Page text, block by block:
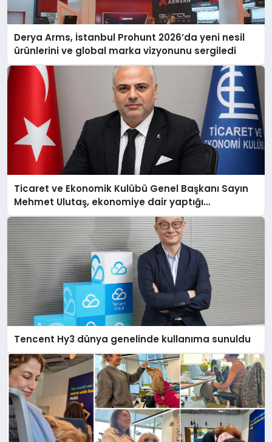
Derya Arms, İstanbul Prohunt 2026’da yeni nesil
ürünlerini ve global marka vizyonunu sergiledi
Ticaret ve Ekonomik Kulübü Genel Başkanı Sayın
Mehmet Ulutaş, ekonomiye dair yaptığı
açıklamada şunları kaydetti:
Tencent Hy3 dünya genelinde kullanıma sunuldu